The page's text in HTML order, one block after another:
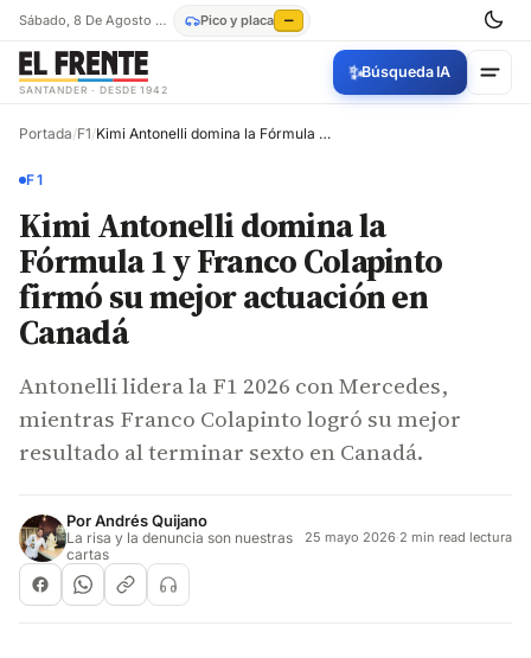
Sábado, 8 De Agosto De 2026 Pico y placa —
SANTANDER · DESDE 1942
✨Búsqueda IA
Portada/F1/ Kimi Antonelli domina la Fórmula 1 y Franco Colapinto firmó su mejor actuación en Canadá
F1
Kimi Antonelli domina la
Fórmula 1 y Franco Colapinto
firmó su mejor actuación en
Canadá
Antonelli lidera la F1 2026 con Mercedes,
mientras Franco Colapinto logró su mejor
resultado al terminar sexto en Canadá.
PorAndrés Quijano
La risa y la denuncia son nuestras
cartas
25 mayo 2026·2 min read lectura